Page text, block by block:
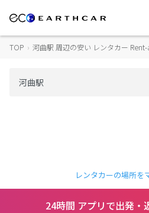
TOP › 河曲駅 周辺の安い レンタカー
レンタカーの場所を
24時間 アプリで出発・